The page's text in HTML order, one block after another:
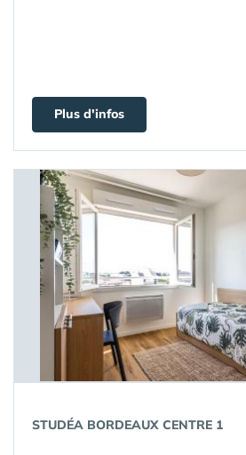
Plus d'infos
STUDÉA BORDEAUX CENTRE 1